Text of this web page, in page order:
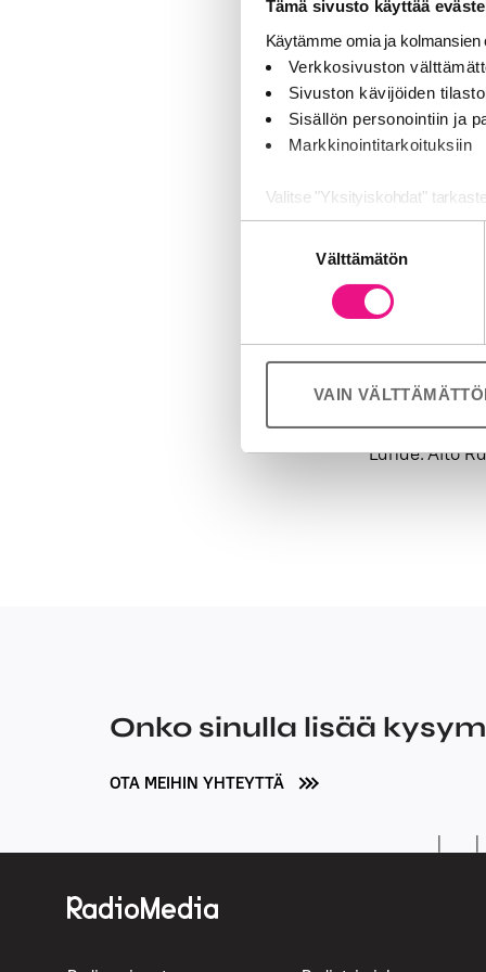
Tämä sivusto käyttää
Käytämme omia ja
Verkkosivuston
Sivuston kävijöiden
Sisällön personointiin ja
Markkinointitarkoituksiin
Valitse "Yksityiskohdat"
Jaamme sosiaalisen median,
palvelujaan (esim. Google).
Välttämätön
VAIN
sen musiikki
ohella
Kevyt
90 %
aloittivat
Love FM:n
Suomessa
Lähde: Aito
Onko sinulla lisää
OTA MEIHIN YHTEYTTÄ